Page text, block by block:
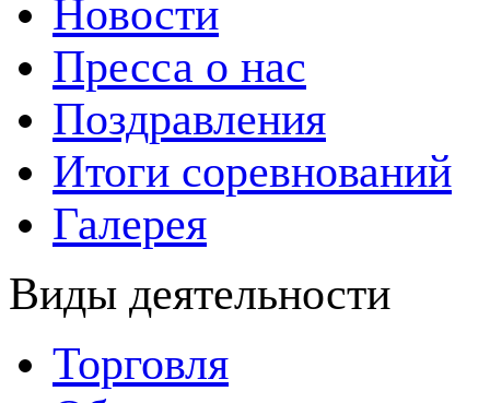
Новости
Пресса о нас
Поздравления
Итоги соревнований
Галерея
Виды деятельности
Торговля